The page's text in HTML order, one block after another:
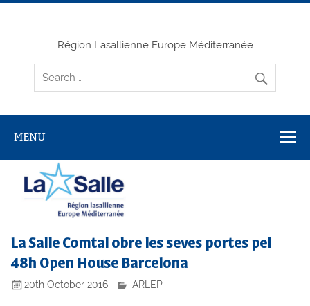
Skip
Région Lasallienne Europe Méditerranée
MENU
La Salle Comtal obre les seves portes pel
48h Open House Barcelona
20th October 2016 ARLEP